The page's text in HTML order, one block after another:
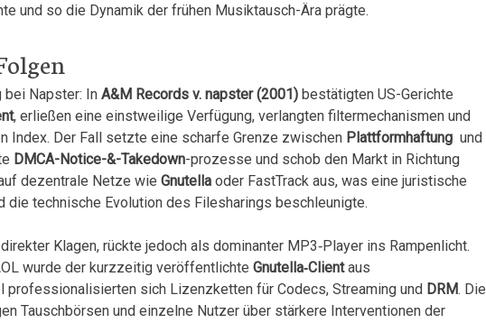
​und so die Dynamik der frühen Musiktausch-Ära prägte.
bei Napster: In A&M Records v. napster (2001) bestätigten US-Gerichte
, erließen eine einstweilige Verfügung,‌ verlangten filtermechanismen und
Index. Der Fall setzte eine scharfe Grenze zwischen Plattformhaftung ⁤ und
DMCA-Notice-&-Takedown-prozesse und schob den Markt in Richtung
‍dezentrale Netze wie Gnutella oder FastTrack aus, ⁤was eine juristische
die technische Evolution des Filesharings beschleunigte.
Klagen, rückte jedoch als dominanter MP3‑Player‍ ins Rampenlicht.
wurde der kurzzeitig veröffentlichte Gnutella‑Clientaus
professionalisierten sich Lizenzketten für Codecs, Streaming und DRM. Die
​Tauschbörsen und einzelne Nutzer über stärkere Interventionen der